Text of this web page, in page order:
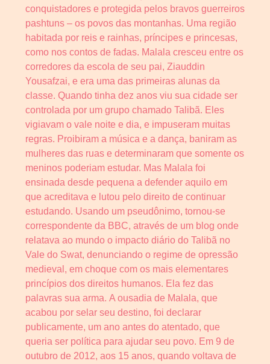
conquistadores e protegida pelos bravos guerreiros
pashtuns – os povos das montanhas. Uma região
habitada por reis e rainhas, príncipes e princesas,
como nos contos de fadas. Malala cresceu entre os
corredores da escola de seu pai, Ziauddin
Yousafzai, e era uma das primeiras alunas da
classe. Quando tinha dez anos viu sua cidade ser
controlada por um grupo chamado Talibã. Eles
vigiavam o vale noite e dia, e impuseram muitas
regras. Proibiram a música e a dança, baniram as
mulheres das ruas e determinaram que somente os
meninos poderiam estudar. Mas Malala foi
ensinada desde pequena a defender aquilo em
que acreditava e lutou pelo direito de continuar
estudando. Usando um pseudônimo, tornou-se
correspondente da BBC, através de um blog onde
relatava ao mundo o impacto diário do Talibã no
Vale do Swat, denunciando o regime de opressão
medieval, em choque com os mais elementares
princípios dos direitos humanos. Ela fez das
palavras sua arma. A ousadia de Malala, que
acabou por selar seu destino, foi declarar
publicamente, um ano antes do atentado, que
queria ser política para ajudar seu povo. Em 9 de
outubro de 2012, aos 15 anos, quando voltava de